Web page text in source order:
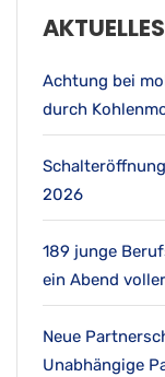
AKTUELLES
Achtung bei
durch
2026
189 junge
ein Abend
Neue
Unabhängige